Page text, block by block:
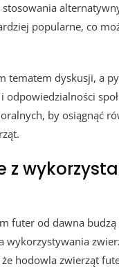
popularne, co
tematem dyskusji, a
by osiągnąć
z
futer od dawna
wykorzystywania
hodowla zwierząt